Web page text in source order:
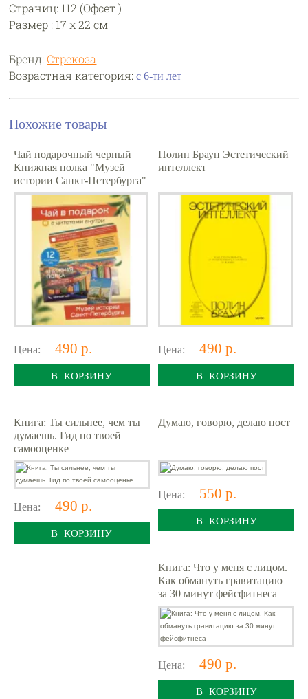
Страниц: 112 (Офсет )
Размер : 17 х 22 см
Бренд:Стрекоза
Возрастная категория:с 6-ти лет
Похожие товары
Чай подарочный черный
Книжная полка "Музей
истории Санкт-Петербурга"
Цена: 490 р.
В КОРЗИНУ
Полин Браун Эстетический
интеллект
Цена: 490 р.
В КОРЗИНУ
Книга: Ты сильнее, чем ты
думаешь. Гид по твоей
самооценке
Цена: 490 р.
В КОРЗИНУ
Думаю, говорю, делаю пост
Цена: 550 р.
В КОРЗИНУ
Книга: Что у меня с лицом.
Как обмануть гравитацию
за 30 минут фейсфитнеса
Цена: 490 р.
В КОРЗИНУ